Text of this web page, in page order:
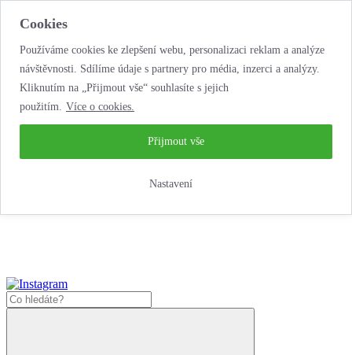
Cookies
Používáme cookies ke zlepšení webu, personalizaci reklam a analýze
návštěvnosti. Sdílíme údaje s partnery pro média, inzerci a analýzy.
Kliknutím na „Přijmout vše“ souhlasíte s jejich
použitím. Více o cookies.
Nastavení
Přijmout vše
...neobyčejná jízda životem!